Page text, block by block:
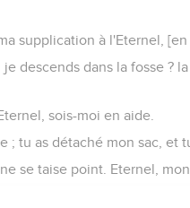
supplication à l'Eternel, [en
descends dans la fosse ?
sois-moi en aide.
; tu as détaché mon sac, et
se taise point. Eternel,